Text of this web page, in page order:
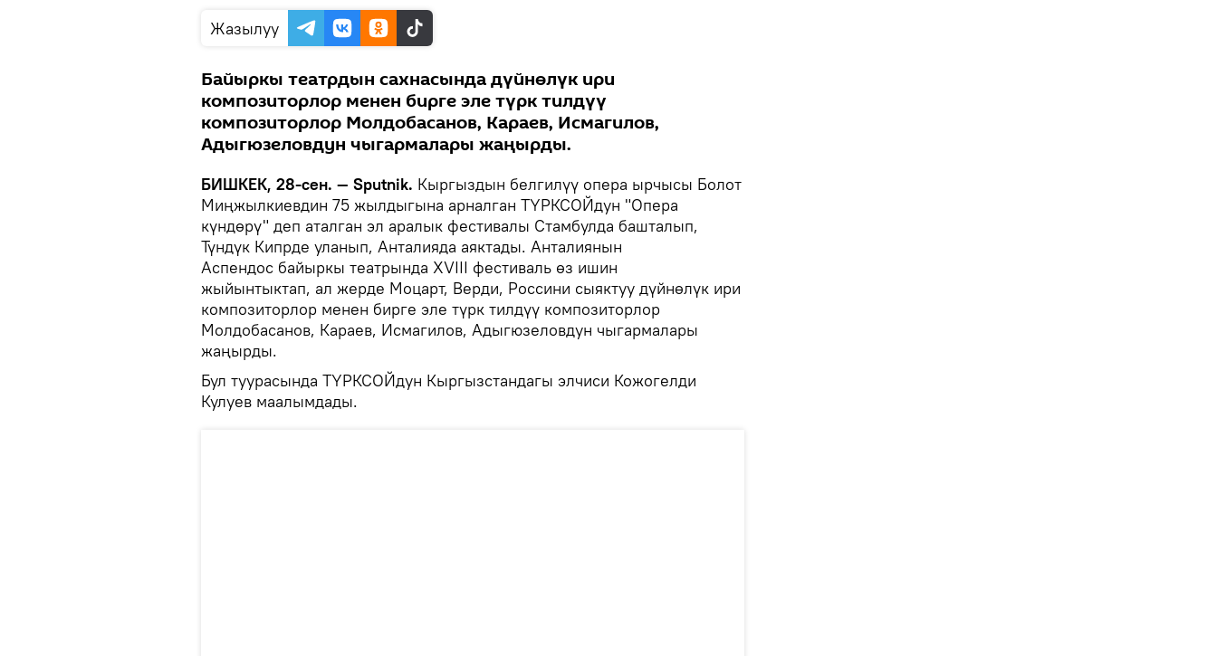
Жазылуу
Байыркы театрдын сахнасында дүйнөлүк ири
композиторлор менен бирге эле түрк тилдүү
композиторлор Молдобасанов, Караев, Исмагилов,
Адыгюзеловдун чыгармалары жаңырды.
БИШКЕК, 28-сен. — Sputnik. Кыргыздын белгилүү опера ырчысы Болот
Миңжылкиевдин 75 жылдыгына арналган ТҮРКСОЙдун "Опера
күндөрү" деп аталган эл аралык фестивалы Стамбулда башталып,
Түндүк Кипрде уланып, Анталияда аяктады. Анталиянын
Аспендос байыркы театрында XVIII фестиваль өз ишин
жыйынтыктап, ал жерде Моцарт, Верди, Россини сыяктуу дүйнөлүк ири
композиторлор менен бирге эле түрк тилдүү композиторлор
Молдобасанов, Караев, Исмагилов, Адыгюзеловдун чыгармалары
жаңырды.
Бул туурасында ТҮРКСОЙдун Кыргызстандагы элчиси Кожогелди
Кулуев маалымдады.